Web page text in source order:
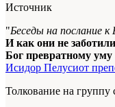
Источник
"Беседы на послание
И как они не
Бог превратному уму
Исидор Пелусиот
Толкование на группу